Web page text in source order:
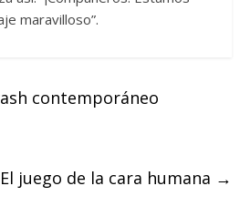
maravilloso”.
contemporáneo
El juego de la cara humana →